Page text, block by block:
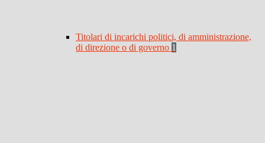
Titolari di incarichi politici, di amministrazione,
di direzione o di governo 1